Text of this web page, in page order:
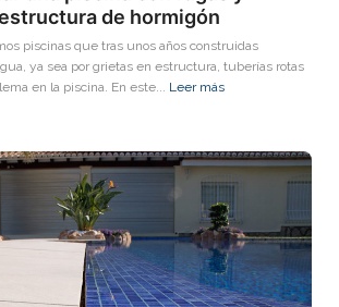
de hormigón
piscinas que tras unos años construidas
ya sea por grietas en estructura, tuberías rotas
en la piscina. En este... Leer más